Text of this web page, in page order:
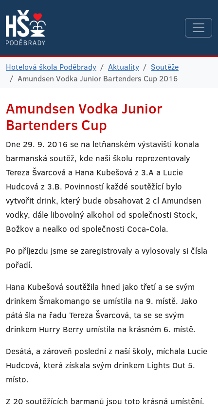
Hotelová škola Poděbrady Aktuality
Soutěže
Amundsen Vodka Junior Bartenders Cup 2016
Amundsen Vodka Junior
Bartenders Cup
Dne 29. 9. 2016 se na letňanském výstavišti konala
barmanská soutěž, kde naši školu reprezentovaly
Tereza Švarcová a Hana Kubešová z 3.A a Lucie
Hudcová z 3.B. Povinností každé soutěžící bylo
vytvořit drink, který bude obsahovat 2 cl Amundsen
vodky, dále libovolný alkohol od společnosti Stock,
Božkov a nealko od společnosti Coca-Cola.
Po příjezdu jsme se zaregistrovaly a vylosovaly si čísla
pořadí.
Hana Kubešová soutěžila hned jako třetí a se svým
drinkem Šmakomango se umístila na 9. místě. Jako
pátá šla na řadu Tereza Švarcová, ta se se svým
drinkem Hurry Berry umístila na krásném 6. místě.
Desátá, a zároveň poslední z naší školy, míchala Lucie
Hudcová, která získala svým drinkem Lights Out 5.
místo.
Z 20 soutěžících barmanů jsou toto krásná umístění.